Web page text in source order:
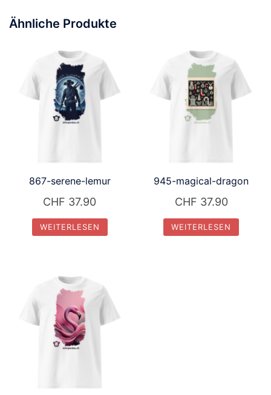
Ähnliche Produkte
867-serene-lemur
CHF 37.90
WEITERLESEN
945-magical-dragon
CHF 37.90
WEITERLESEN